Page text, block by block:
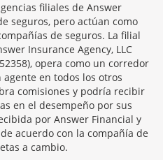
filiales de Answer
seguros, pero actúan como
de seguros. La filial
Insurance Agency, LLC
opera como un corredor
en todos los otros
comisiones y podría recibir
en el desempeño por sus
por Answer Financial y
acuerdo con la compañía de
a cambio.